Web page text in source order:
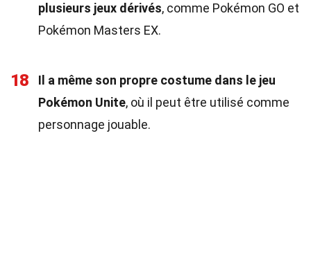
plusieurs jeux dérivés, comme Pokémon GO et
Pokémon Masters EX.
18
Il a même son propre costume dans le jeu
Pokémon Unite, où il peut être utilisé comme
personnage jouable.